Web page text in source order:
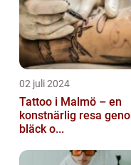
02 juli 2024
Tattoo i Malmö – en
konstnärlig resa
bläck o...